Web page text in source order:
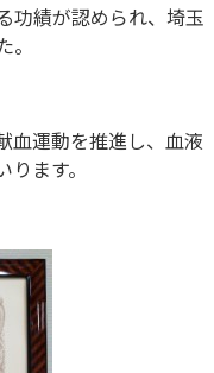
功績が認められ、埼玉
血運動を推進し、血液
ます。